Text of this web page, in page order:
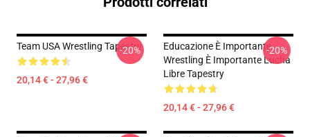
Team USA Wrestling Tapestry
20,14 € - 27,96 €
-20%
Educazione È Importante
Wrestling È Importante Lucha
Libre Tapestry
20,14 € - 27,96 €
-20%